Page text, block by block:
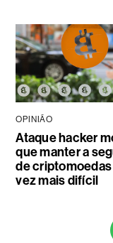
OPINIÃO
Ataque hacker
que manter a
de criptomoedas
vez mais difícil